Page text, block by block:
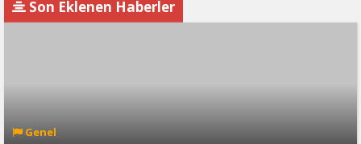
Son Eklenen Haberler
Genel